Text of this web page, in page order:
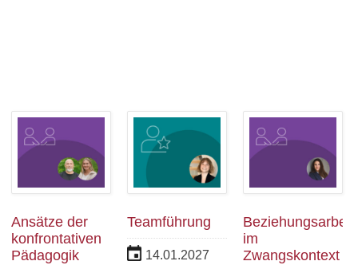
Ansätze der
konfrontativen
Pädagogik
Teamführung
14.01.2027
Beziehungsarbeit
im
Zwangskontext